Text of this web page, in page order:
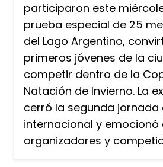
participaron este
prueba especial de 25
del Lago Argentino,
primeros jóvenes de la
competir dentro de la
Natación de Invierno. La
cerró la segunda jornada
internacional y emocionó
organizadores y